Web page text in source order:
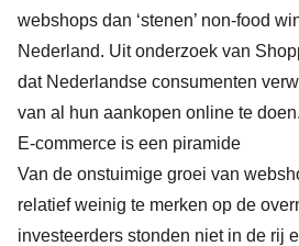
webshops dan ‘stenen’ non-food
Nederland. Uit onderzoek van
dat Nederlandse consumenten
van al hun aankopen online te doen.
E-commerce is een piramide
Van de onstuimige groei van
relatief weinig te merken op de
investeerders stonden niet in de rij